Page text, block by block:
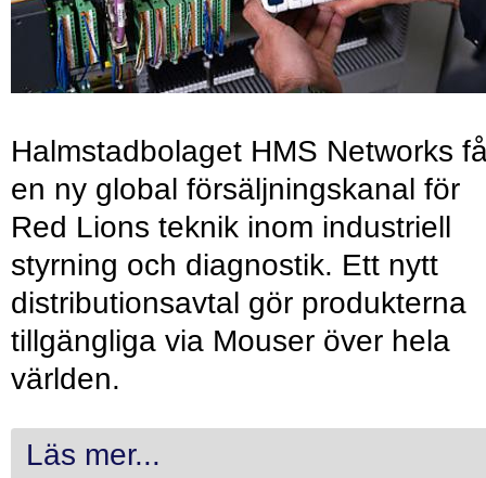
Halmstadbolaget HMS Networks
en ny global försäljningskanal för
Red Lions teknik inom industriell
styrning och diagnostik. Ett nytt
distributionsavtal gör produkterna
tillgängliga via Mouser över hela
världen.
Läs mer...